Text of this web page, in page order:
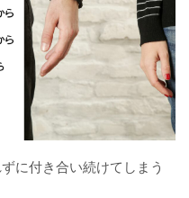
に付き合い続けてしまう